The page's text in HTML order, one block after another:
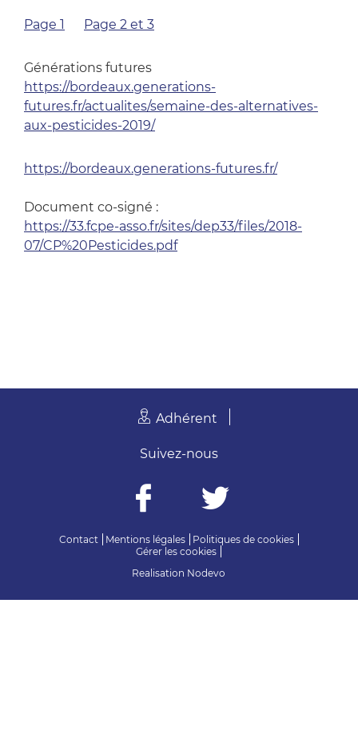
Page 1 Page 2 et 3
Générations futures
https://bordeaux.generations-
futures.fr/actualites/semaine-des-alternatives-
aux-pesticides-2019/
https://bordeaux.generations-futures.fr/
Document co-signé :
https://33.fcpe-asso.fr/sites/dep33/files/2018-
07/CP%20Pesticides.pdf
Adhérent
Contact Mentions légales
Politiques de cookies
Gérer les cookies
Realisation Nodevo
Suivez-nous